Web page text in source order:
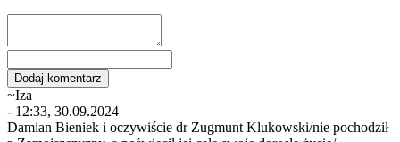
~Iza
- 12:33, 30.09.2024
Damian Bieniek i oczywiście dr Zugmunt Klukowski/nie pochodził